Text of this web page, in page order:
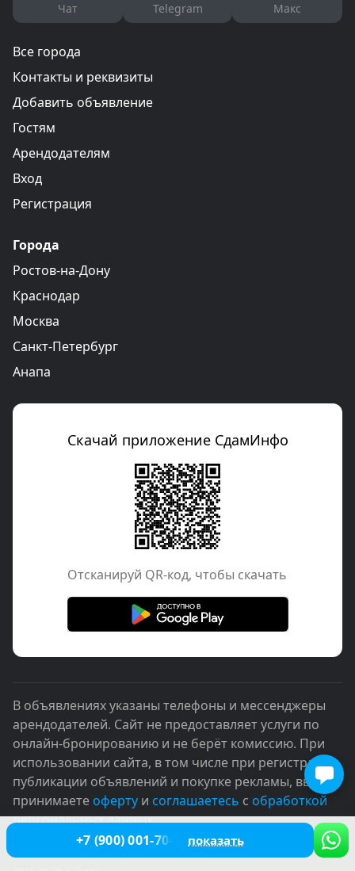
+7 (900) 001-70-76 показать
Чат Telegram Макс
Все города
Контакты и реквизиты
Добавить объявление
Гостям
Арендодателям
Вход
Регистрация
Города
Ростов-на-Дону
Краснодар
Москва
Санкт-Петербург
Анапа
Скачай приложение СдамИнфо
Отcканируй QR-код, чтобы скачать
В объявлениях указаны телефоны и мессенджеры
арендодателей. Сайт не предоставляет услуги по
онлайн-бронированию и не берёт комиссию. При
использовании сайта, в том числе при регистрации,
публикации объявлений и покупке рекламы, вы
принимаете оферту и соглашаетесь с обработкой
персональных данных